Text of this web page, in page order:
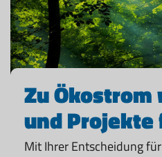
Zu Ökostrom
und Projekte
Mit Ihrer Entscheidung